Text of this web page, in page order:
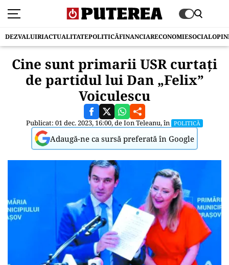
DEZVALUIRIACTUALITATEPOLITICĂFINANCIARECONOMIESOCIAL
Cine sunt primarii USR curtați
de partidul lui Dan „Felix”
Voiculescu
Publicat: 01 dec. 2023, 16:00, deIon Teleanu, în POLITICĂ
Adaugă-ne ca sursă preferată în Google